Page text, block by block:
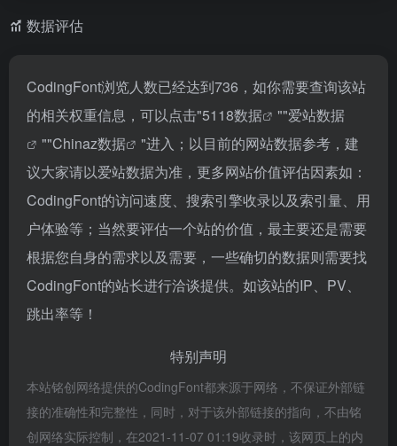
数据评估
CodingFont浏览人数已经达到736，如你需要查询该站
的相关权重信息，可以点击"5118数据 ""爱站数据
""Chinaz数据
"进入；以目前的网站数据参考，建
议大家请以爱站数据为准，更多网站价值评估因素如：
CodingFont的访问速度、搜索引擎收录以及索引量、用
户体验等；当然要评估一个站的价值，最主要还是需要
根据您自身的需求以及需要，一些确切的数据则需要找
CodingFont的站长进行洽谈提供。如该站的IP、PV、
跳出率等！
特别声明
本站铭创网络提供的CodingFont都来源于网络，不保证外部链
接的准确性和完整性，同时，对于该外部链接的指向，不由铭
创网络实际控制，在2021-11-07 01:19收录时，该网页上的内